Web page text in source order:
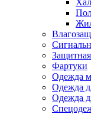
Фартуки
Одежда
Одежда
Одежда